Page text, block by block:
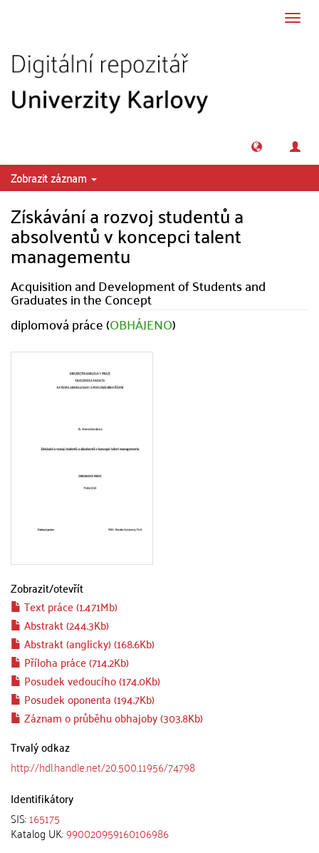
Zobrazit záznam
Získávání a rozvoj studentů a
absolventů v koncepci talent
managementu
Acquisition and Development of Students and
Graduates in the Concept
diplomová práce (OBHÁJENO)
Zobrazit/otevřít
Text práce (1.471Mb)
Abstrakt (244.3Kb)
Abstrakt (anglicky) (168.6Kb)
Příloha práce (714.2Kb)
Posudek vedoucího (174.0Kb)
Posudek oponenta (194.7Kb)
Záznam o průběhu obhajoby (303.8Kb)
Trvalý odkaz
http://hdl.handle.net/20.500.11956/74798
Identifikátory
SIS:165175
Katalog UK:990020959160106986